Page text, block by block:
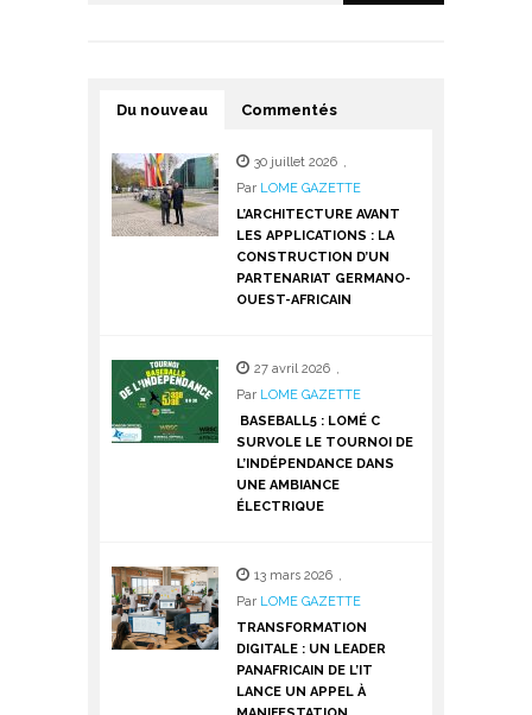
Du nouveau Commentés
30 juillet 2026 ,
Par LOME GAZETTE
L’ARCHITECTURE AVANT
LES APPLICATIONS : LA
CONSTRUCTION D’UN
PARTENARIAT GERMANO-
OUEST-AFRICAIN
27 avril 2026 ,
Par LOME GAZETTE
BASEBALL5 : LOMÉ C
SURVOLE LE TOURNOI DE
L’INDÉPENDANCE DANS
UNE AMBIANCE
ÉLECTRIQUE
13 mars 2026 ,
Par LOME GAZETTE
TRANSFORMATION
DIGITALE : UN LEADER
PANAFRICAIN DE L’IT
LANCE UN APPEL À